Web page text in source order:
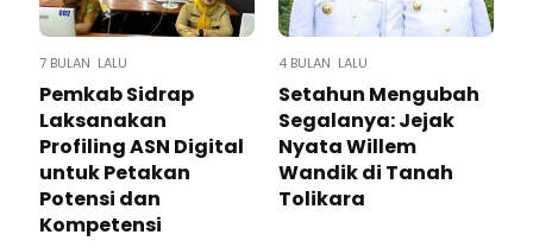
7 BULAN LALU
Pemkab Sidrap
Laksanakan
Profiling ASN Digital
untuk Petakan
Potensi dan
Kompetensi
4 BULAN LALU
Setahun Mengubah
Segalanya: Jejak
Nyata Willem
Wandik di Tanah
Tolikara